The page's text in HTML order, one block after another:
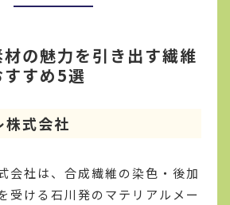
の魅力を引き出す繊維
すめ5選
株式会社
会社は、合成繊維の染色・後加
受ける石川発のマテリアルメー